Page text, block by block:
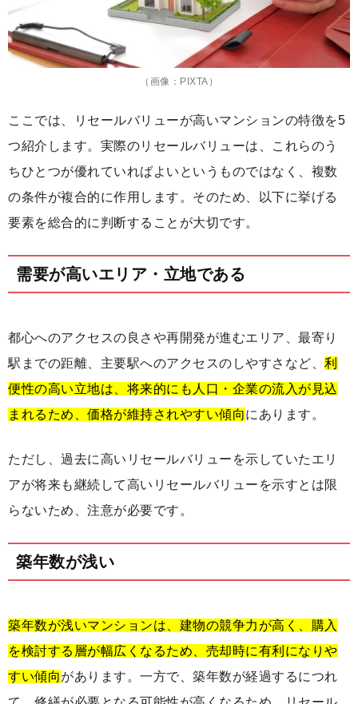
（画像：PIXTA）
ここでは、リセールバリューが高いマンションの特徴を5
つ紹介します。実際のリセールバリューは、これらのう
ちひとつが優れていればよいというものではなく、複数
の条件が複合的に作用します。そのため、以下に挙げる
要素を総合的に判断することが大切です。
需要が高いエリア・立地である
都心へのアクセスの良さや再開発が進むエリア、最寄り
駅までの距離、主要駅へのアクセスのしやすさなど、 利
便性の高い立地は、将来的にも人口・企業の流入が見込
まれるため、価格が維持されやすい傾向にあります。
ただし、過去に高いリセールバリューを示していたエリ
アが将来も継続して高いリセールバリューを示すとは限
らないため、注意が必要です。
築年数が浅い
築年数が浅いマンションは、建物の競争力が高く、購入
を検討する層が幅広くなるため、売却時に有利になりや
すい傾向があります。一方で、築年数が経過するにつれ